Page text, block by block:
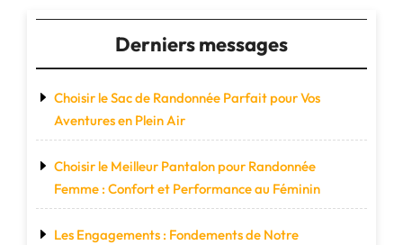
Derniers messages
Choisir le Sac de Randonnée Parfait pour Vos
Aventures en Plein Air
Choisir le Meilleur Pantalon pour Randonnée
Femme : Confort et Performance au Féminin
Les Engagements : Fondements de Notre